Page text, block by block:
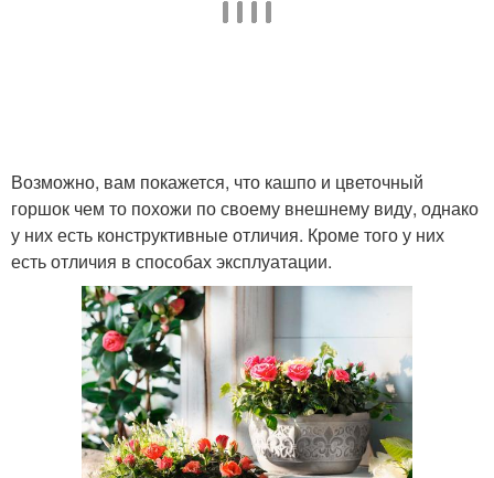
Возможно, вам покажется, что кашпо и цветочный
горшок чем то похожи по своему внешнему виду, однако
у них есть конструктивные отличия. Кроме того у них
есть отличия в способах эксплуатации.